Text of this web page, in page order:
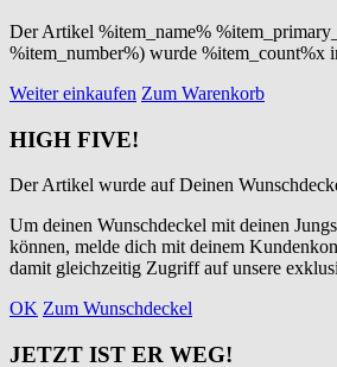
Der Artikel %item_name%
%item_number%) wurde %item_count%x
Weiter einkaufen Zum Warenkorb
HIGH FIVE!
Der Artikel wurde auf Deinen
Um deinen Wunschdeckel mit deinen
können, melde dich mit deinem
damit gleichzeitig Zugriff auf unsere
OK Zum Wunschdeckel
JETZT IST ER WEG!